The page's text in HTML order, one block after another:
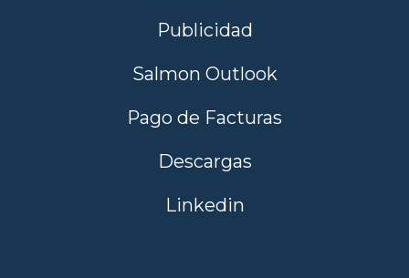
Publicidad
Salmon Outlook
Pago de Facturas
Descargas
Linkedin